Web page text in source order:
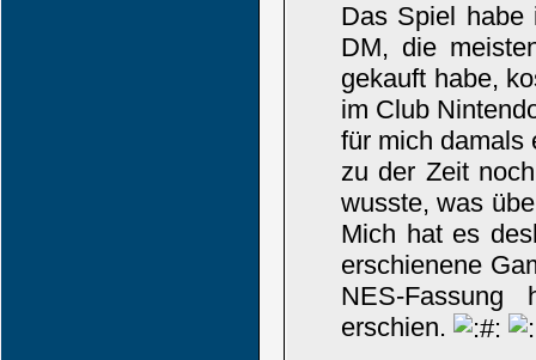
Das Spiel habe
DM, die
gekauft habe,
im Club
für mich damals
zu der Zeit
wusste, was
Mich hat es
erschienene
NES-
erschien.